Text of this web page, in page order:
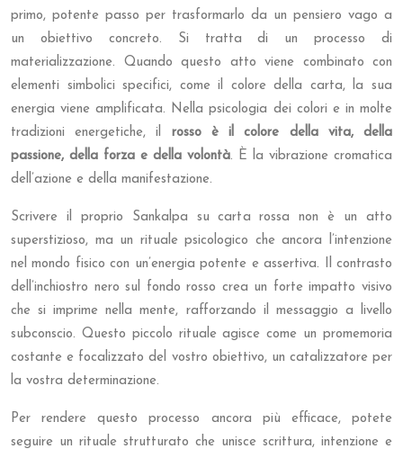
primo, potente passo per trasformarlo da un pensiero vago a
un obiettivo concreto. Si tratta di un processo di
materializzazione. Quando questo atto viene combinato con
elementi simbolici specifici, come il colore della carta, la sua
energia viene amplificata. Nella psicologia dei colori e in molte
tradizioni energetiche, il rosso è il colore della vita, della
passione, della forza e della volontà. È la vibrazione cromatica
dell’azione e della manifestazione.
Scrivere il proprio Sankalpa su carta rossa non è un atto
superstizioso, ma un rituale psicologico che ancora l’intenzione
nel mondo fisico con un’energia potente e assertiva. Il contrasto
dell’inchiostro nero sul fondo rosso crea un forte impatto visivo
che si imprime nella mente, rafforzando il messaggio a livello
subconscio. Questo piccolo rituale agisce come un promemoria
costante e focalizzato del vostro obiettivo, un catalizzatore per
la vostra determinazione.
Per rendere questo processo ancora più efficace, potete
seguire un rituale strutturato che unisce scrittura, intenzione e